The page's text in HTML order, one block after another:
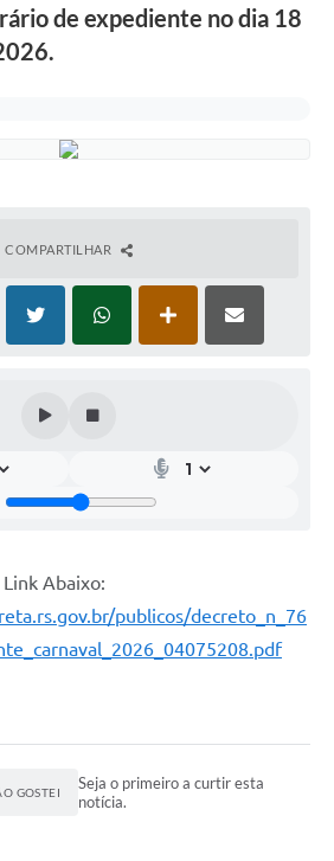
de expediente no dia 18
COMPARTILHAR
Abaixo:
publicos/decreto_n_76
GOSTEI
Seja o primeiro a curtir esta
notícia.